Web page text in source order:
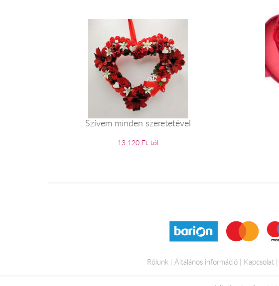
Szívem minden szeretetével
13 120 Ft-tól
Rólunk Általános információ Kapcsolat